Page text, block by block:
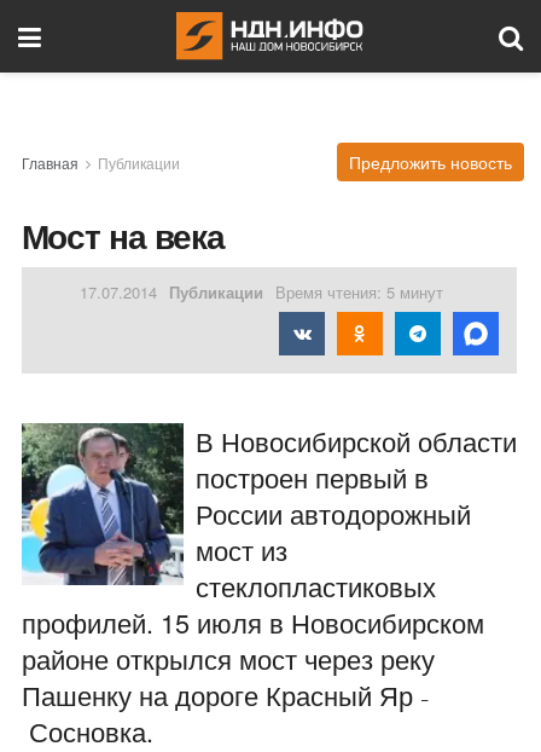
Главная Публикации Предложить новость
Мост на века
17.07.2014 Публикации Время чтения: 5 минут
В Новосибирской области
построен первый в
России автодорожный
мост из
стеклопластиковых
профилей. 15 июля в Новосибирском
районе открылся мост через реку
Пашенку на дороге Красный Яр –
Сосновка.